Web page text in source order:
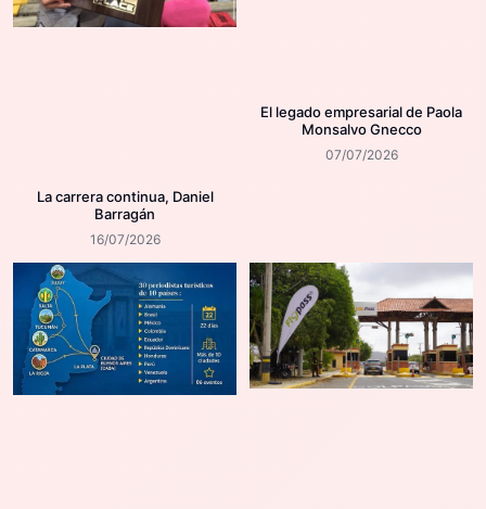
La carrera continua, Daniel
Barragán
16/07/2026
El legado empresarial de Paola
Monsalvo Gnecco
07/07/2026